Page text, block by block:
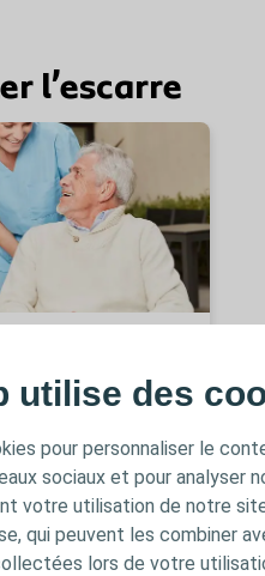
utilise des
pour personnaliser le
sociaux et pour analyser
votre utilisation de notre
qui peuvent les combiner
lors de votre
l’escarre
pour
plaie?
En savoir plus